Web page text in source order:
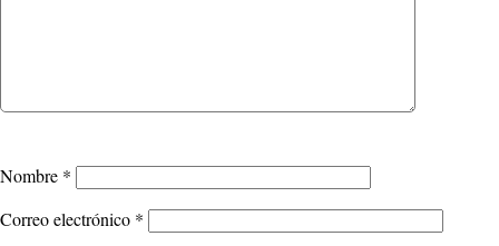
Nombre *
Correo electrónico *